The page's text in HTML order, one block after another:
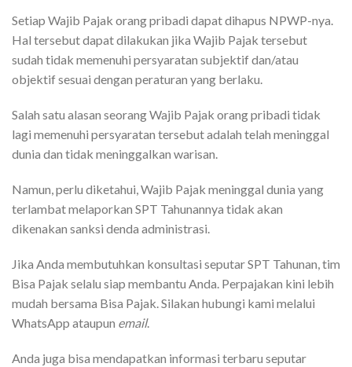
Setiap Wajib Pajak orang pribadi dapat dihapus NPWP-nya.
Hal tersebut dapat dilakukan jika Wajib Pajak tersebut
sudah tidak memenuhi persyaratan subjektif dan/atau
objektif sesuai dengan peraturan yang berlaku.
Salah satu alasan seorang Wajib Pajak orang pribadi tidak
lagi memenuhi persyaratan tersebut adalah telah meninggal
dunia dan tidak meninggalkan warisan.
Namun, perlu diketahui, Wajib Pajak meninggal dunia yang
terlambat melaporkan SPT Tahunannya tidak akan
dikenakan sanksi denda administrasi.
Jika Anda membutuhkan konsultasi seputar SPT Tahunan, tim
Bisa Pajak selalu siap membantu Anda. Perpajakan kini lebih
mudah bersama Bisa Pajak. Silakan hubungi kami melalui
WhatsApp ataupun email.
Anda juga bisa mendapatkan informasi terbaru seputar